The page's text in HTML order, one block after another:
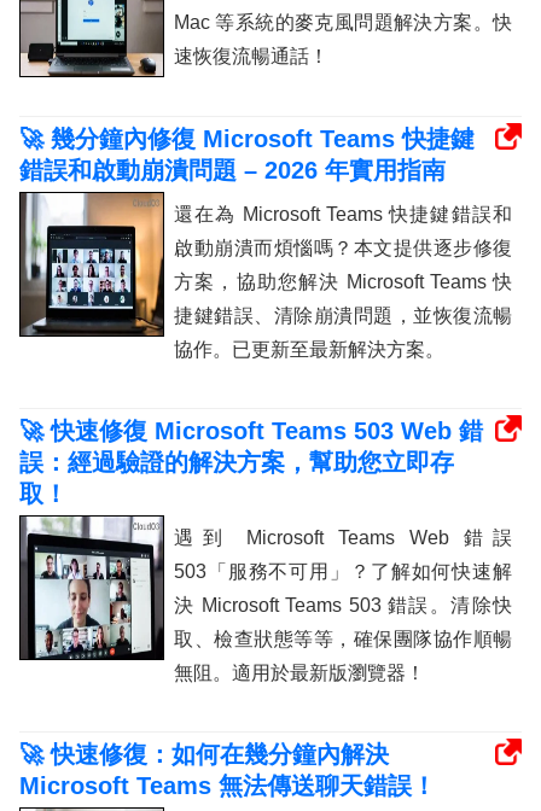
Mac 等系統的麥克風問題解決方案。快
速恢復流暢通話！
🚀 幾分鐘內修復 Microsoft Teams 快捷鍵
錯誤和啟動崩潰問題 – 2026 年實用指南
還在為 Microsoft Teams 快捷鍵錯誤和
啟動崩潰而煩惱嗎？本文提供逐步修復
方案，協助您解決 Microsoft Teams 快
捷鍵錯誤、清除崩潰問題，並恢復流暢
協作。已更新至最新解決方案。
🚀 快速修復 Microsoft Teams 503 Web 錯
誤：經過驗證的解決方案，幫助您立即存
取！
遇到 Microsoft Teams Web 錯誤
503「服務不可用」？了解如何快速解
決 Microsoft Teams 503 錯誤。清除快
取、檢查狀態等等，確保團隊協作順暢
無阻。適用於最新版瀏覽器！
🚀 快速修復：如何在幾分鐘內解決
Microsoft Teams 無法傳送聊天錯誤！